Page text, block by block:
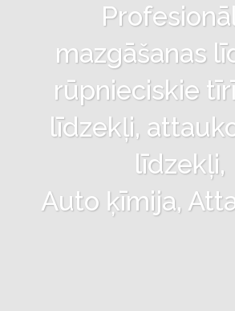
mazgāšanas
rūpnieciskie
līdzekļi,
līdzekļi,
Auto ķīmija,